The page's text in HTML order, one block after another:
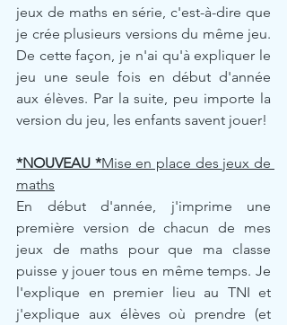
jeux de maths en série, c'est-à-dire que
je crée plusieurs versions du même jeu.
De cette façon, je n'ai qu'à expliquer le
jeu une seule fois en début d'année
aux élèves. Par la suite, peu importe la
version du jeu, les enfants savent jouer!
*NOUVEAU *Mise en place des jeux de
maths
En début d'année, j'imprime une
première version de chacun de mes
jeux de maths pour que ma classe
puisse y jouer tous en même temps. Je
l'explique en premier lieu au TNI et
j'explique aux élèves où prendre (et